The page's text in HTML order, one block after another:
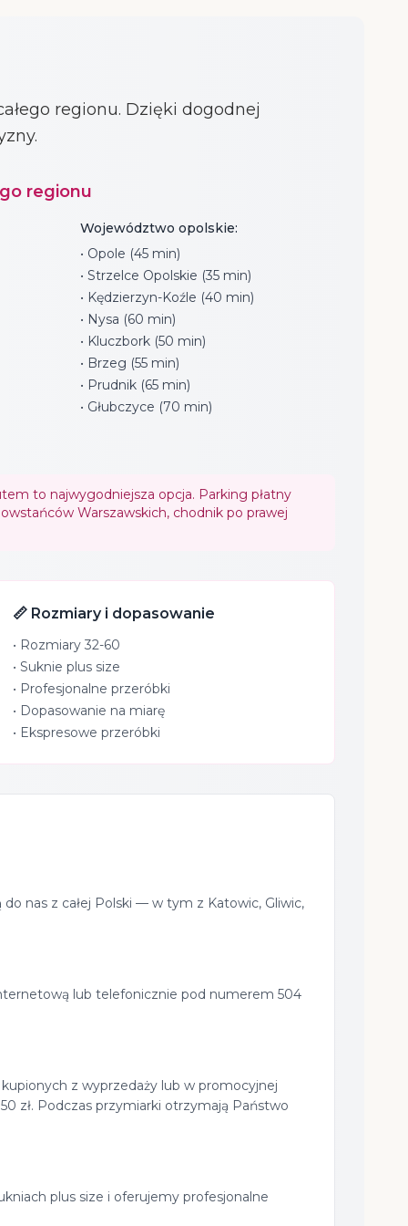
regionu. Dzięki dogodnej
regionu
Województwo opolskie:
• Opole (45 min)
• Strzelce Opolskie (35 min)
• Kędzierzyn-Koźle (40 min)
• Nysa (60 min)
• Kluczbork (50 min)
• Brzeg (55 min)
• Prudnik (65 min)
• Głubczyce (70 min)
to najwygodniejsza opcja. Parking płatny
Warszawskich, chodnik po prawej
📏 Rozmiary i dopasowanie
• Rozmiary 32-60
• Suknie plus size
• Profesjonalne przeróbki
• Dopasowanie na miarę
• Ekspresowe przeróbki
nas z całej Polski — w tym z Katowic, Gliwic,
lub telefonicznie pod numerem 504
z wyprzedaży lub w promocyjnej
zł. Podczas przymiarki otrzymają Państwo
plus size i oferujemy profesjonalne